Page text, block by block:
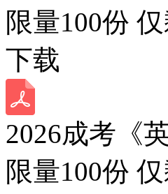
限量100份 仅
下载
2026成考《
限量100份 仅